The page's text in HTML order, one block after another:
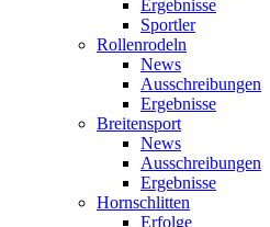
Ergebnisse
Sportler
Rollenrodeln
News
Ausschreibungen
Ergebnisse
Breitensport
News
Ausschreibungen
Ergebnisse
Hornschlitten
Erfolge